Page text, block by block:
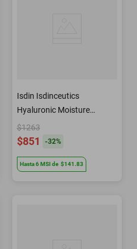
Isdin Isdinceutics
Hyaluronic Moisture
Hidratante para piel
sensible 50 gr
$1263
$851 -32%
Hasta6MSIde $141.83